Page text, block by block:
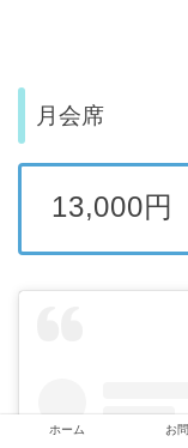
月会席
13,000円
ホーム お